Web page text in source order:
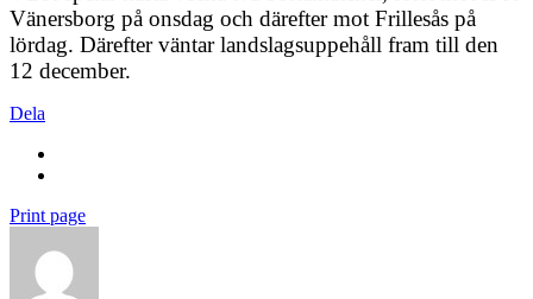
Vänersborg på onsdag och därefter mot Frillesås på
lördag. Därefter väntar landslagsuppehåll fram till den
12 december.
Dela
Print page